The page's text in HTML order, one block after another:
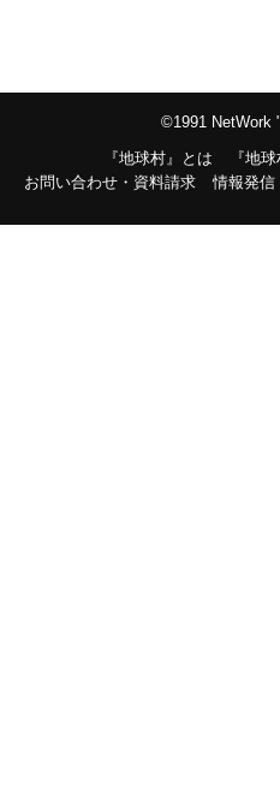
©1991 NetWork
『地球村』とは
『地
お問い合わせ・資料請求
情報発信